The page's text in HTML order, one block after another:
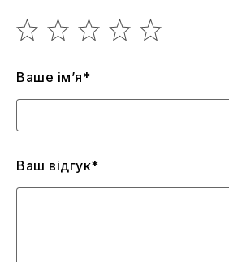
Ваше ім’я*
Ваш відгук*